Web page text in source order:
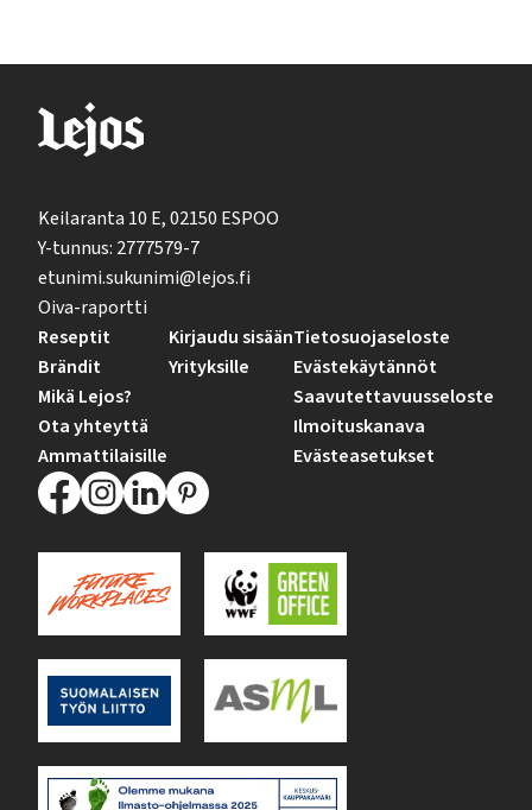
Keilaranta 10 E, 02150 ESPOO
Y-tunnus: 2777579-7
etunimi.sukunimi@lejos.fi
Oiva-raportti
Reseptit
Brändit
Mikä Lejos?
Ota yhteyttä
Ammattilaisille
Kirjaudu sisään
Yrityksille
Tietosuojaseloste
Evästekäytännöt
Saavutettavuusseloste
Ilmoituskanava
Evästeasetukset